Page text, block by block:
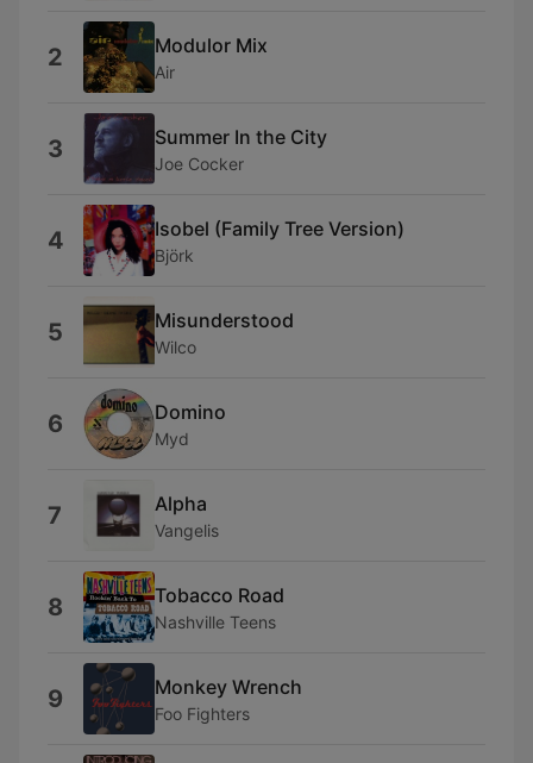
2 Modulor Mix
Air
3 Summer In the City
Joe Cocker
4 Isobel (Family Tree Version)
Björk
5 Misunderstood
Wilco
6 Domino
Myd
7 Alpha
Vangelis
8 Tobacco Road
Nashville Teens
9 Monkey Wrench
Foo Fighters